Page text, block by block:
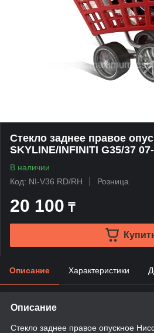
Стекло заднее правое
SKYLINE/INFINITI G35/37
В наличии
Код: NI-V36 RD/RH
Розница
20 100 ₸
Описание Характеристики
Описание
Стекло заднее правое опускное